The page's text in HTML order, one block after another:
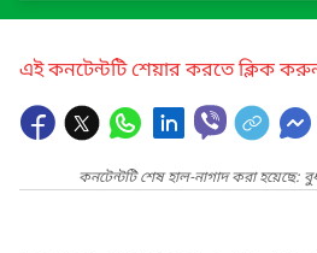
এই কনটেন্টটি শেয়ার করতে ক্লিক
কনটেন্টটি শেষ হাল-নাগাদ করা হয়েছে: